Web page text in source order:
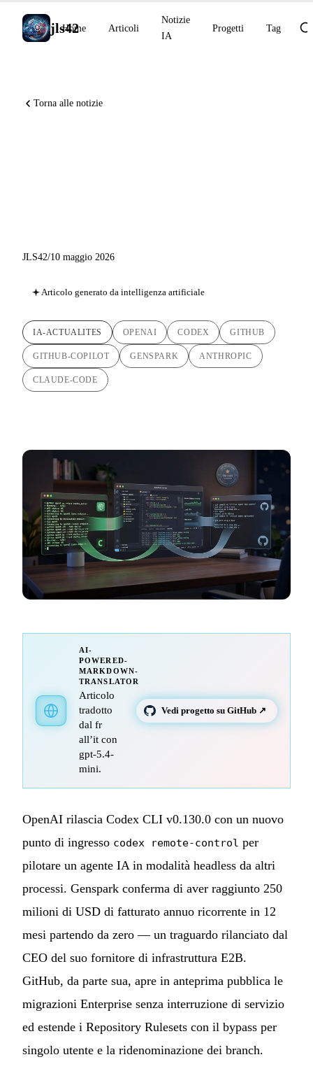
jls42
Home Articoli
Notizie
IA
Progetti Tag
Torna alle notizie
JLS42/10 maggio 2026
Articolo generato da intelligenza artificiale
IA-ACTUALITES OPENAI CODEX GITHUB
GITHUB-COPILOT GENSPARK ANTHROPIC
CLAUDE-CODE
AI-
POWERED-
MARKDOWN-
TRANSLATOR
Articolo
tradotto
dal fr
all’it con
gpt-5.4-
mini.
Vedi progetto su GitHub ↗
OpenAI rilascia Codex CLI v0.130.0 con un nuovo
punto di ingresso codex remote-control per
pilotare un agente IA in modalità headless da altri
processi. Genspark conferma di aver raggiunto 250
milioni di USD di fatturato annuo ricorrente in 12
mesi partendo da zero — un traguardo rilanciato dal
CEO del suo fornitore di infrastruttura E2B.
GitHub, da parte sua, apre in anteprima pubblica le
migrazioni Enterprise senza interruzione di servizio
ed estende i Repository Rulesets con il bypass per
singolo utente e la ridenominazione dei branch.